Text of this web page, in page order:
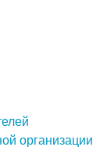
организации